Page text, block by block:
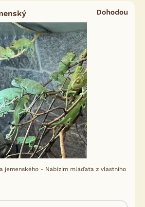
Dohodou
jemenského - Nabízím mláďata z vlastního